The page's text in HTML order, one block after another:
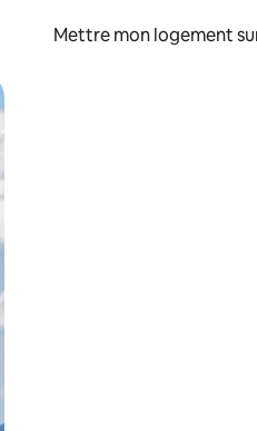
Mettre mon logement